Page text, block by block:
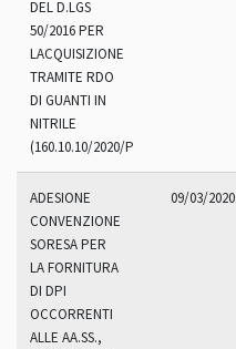
DEL D.LGS
50/2016 PER
LACQUISIZIONE
TRAMITE RDO
DI GUANTI IN
NITRILE
(160.10.10/2020/PROV/478)
ADESIONE
CONVENZIONE
SORESA PER
LA FORNITURA
DI DPI
OCCORRENTI
ALLE AA.SS.,
09/03/2020